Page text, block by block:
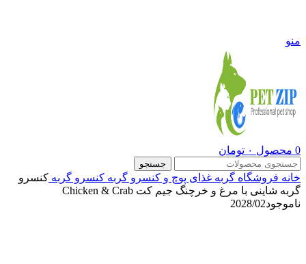
منو
0 محصول ۰ تومان
جستجو
خانه فروشگاه گربه غذای پوچ و کنسرو گربه کنسرو گربه کنسرو
گربه شاینی با مرغ و خرچنگ جیم کت Chicken & Crab
ناموجود2028/02